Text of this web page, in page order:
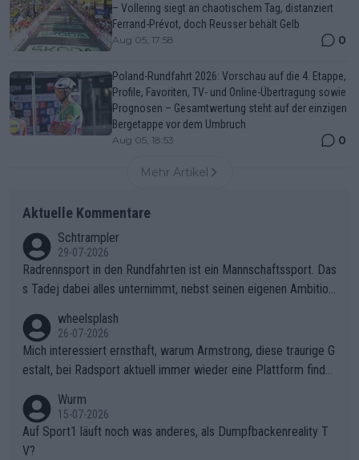
– Vollering siegt an chaotischem Tag, distanziert
Ferrand-Prévot, doch Reusser behält Gelb
Aug 05, 17:58 0
Poland-Rundfahrt 2026: Vorschau auf die 4. Etappe,
Profile, Favoriten, TV- und Online-Übertragung sowie
Prognosen – Gesamtwertung steht auf der einzigen
Bergetappe vor dem Umbruch
Aug 05, 18:53 0
Mehr Artikel
Aktuelle Kommentare
Schtrampler
29-07-2026
Radrennsport in den Rundfahrten ist ein Mannschaftssport. Das
s Tadej dabei alles unternimmt, nebst seinen eigenen Ambition
ganze Team auch mental stark zu machen und konkret am Erf
olg teilzuhaben, ist ihm ganz hoch anzurechnen. Das ist ein Zei
chen weit über den Radsport hinaus.
wheelsplash
26-07-2026
Mich interessiert ernsthaft, warum Armstrong, diese traurige G
estalt, bei Radsport aktuell immer wieder eine Plattform finde
Wurm
15-07-2026
Auf Sport1 läuft noch was anderes, als Dumpfbackenreality T
V?